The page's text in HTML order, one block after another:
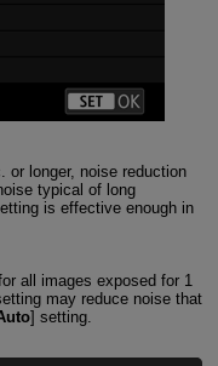
or longer, noise reduction
typical of long
is effective enough in
all images exposed for 1
may reduce noise that
] setting.